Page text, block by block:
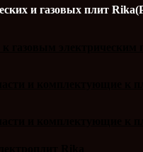
и газовых плит